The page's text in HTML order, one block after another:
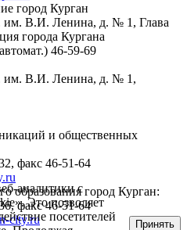
город Курган
им. В.И. Ленина, д. № 1, Глава
города Кургана
46-59-69
им. В.И. Ленина, д. № 1,
и общественных
факс 46-51-64
образования город Курган:
факс 46-51-64
city.ru
аналитики с
Это позволяет
посетителей
Принять